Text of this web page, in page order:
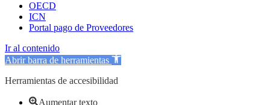
OECD
ICN
Portal pago de Proveedores
Ir al contenido
Abrir barra de herramientas
Herramientas de accesibilidad
Aumentar texto